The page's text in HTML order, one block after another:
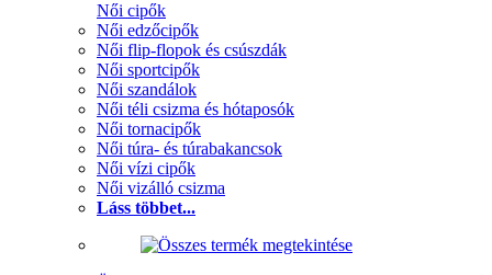
Női cipők
Női edzőcipők
Női flip-flopok és csúszdák
Női sportcipők
Női szandálok
Női téli csizma és hótaposók
Női tornacipők
Női túra- és túrabakancsok
Női vízi cipők
Női vizálló csizma
Láss többet...